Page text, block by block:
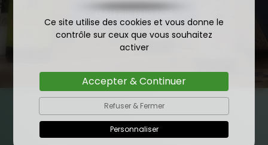
Ce site utilise des cookies et vous donne le
contrôle sur ceux que vous souhaitez
activer
Accepter & Continuer
Refuser & Fermer
Personnaliser
GALERIE PHOTOS